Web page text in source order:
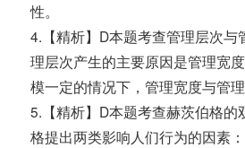
性。
4.【精析】D本题考查管理层次与
理层次产生的主要原因是管理宽
模一定的情况下，管理宽度与管理
5.【精析】D本题考查赫茨伯格的
格提出两类影响人们行为的因素